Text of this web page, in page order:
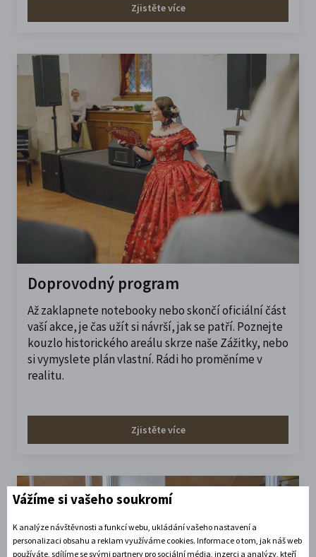
Zjistěte více
Doprovodný program
Až zaklapnete notebooky nebo skončí oficiální část
vaší akce, je čas užít si návrší, jak se patří. Poznejte
kouzlo historického areálu skrze naše Zážitky, nebo
si vymyslete plán vlastní. Rádi ho proměníme v
realitu.
Zjistěte více
Vážíme si vašeho soukromí
K analýze návštěvnosti a funkcí webu, ukládání vašeho nastavení a
personalizaci obsahu a reklam využíváme cookies. Informace o tom, jak náš web
používáte, sdílíme se svými partnery pro sociální média, inzerci a analýzy, kteří